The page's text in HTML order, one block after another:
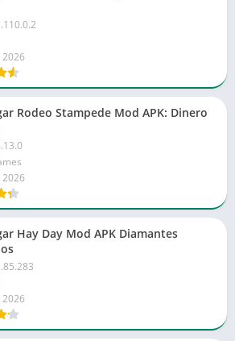
Rodeo Stampede Mod APK: Dinero
Hay Day Mod APK Diamantes